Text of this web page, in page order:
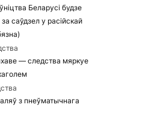
Беларусі будзе
саўдзел у расійскай
— следства мяркуе
з пнеўматычнага